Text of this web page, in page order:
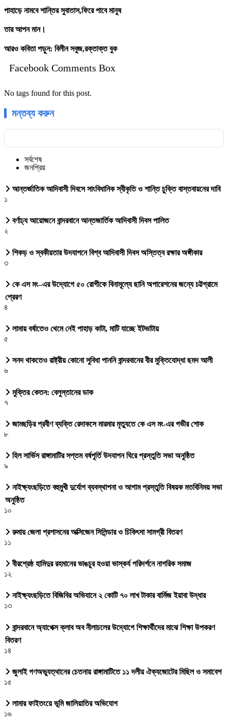
পাহাড়ে নামবে শান্তির সুবাতাস,ফিরে পাবে মানুষ
তার আপন মান।
আরও কবিতাপড়ুন: বিলীন সবুজ,রক্তাক্ত বুক
Facebook Comments Box
No tags found for this post.
মন্তব্য করুন
সর্বশেষ
জনপ্রিয়
আন্তর্জাতিক আদিবাসী দিবসে সাংবিধানিক স্বীকৃতি ও শান্তি চুক্তি বাস্তবায়নের দাবি
১
বর্ণাঢ্য আয়োজনে বান্দরবানে আন্তজার্তিক আদিবাসী দিবস পালিত
২
শিকড় ও স্বকীয়তার উদযাপনে বিশ্ব আদিবাসী দিবস অস্তিত্ব রক্ষার অঙ্গীকার
৩
কে এস মং–এর উদ্যোগে ৫০ রোগীকে বিনামূল্যে ছানি অপারেশনের জন্যে চট্টগ্রামে
প্রেরণ
৪
লামায় বর্ষাতেও থেমে নেই পাহাড় কাটা, মাটি যাচ্ছে ইটভাটায়
৫
সনদ থাকতেও রাষ্ট্রীয় কোনো সুবিধা পাননি বান্দরবানের বীর মুক্তিযোদ্ধা ছমদ আলী
৬
মুক্তির কেতন: বেলুস্তানের ডাক
৭
জামছড়ির প্রবীণ ব্যক্তি রেদাকসে মারমার মৃত্যুতে কে এস মং-এর গভীর শোক
৮
হিল সার্ভিস রাঙ্গামাটির সপ্তম বর্ষপূর্তি উদযাপন ঘিরে প্রস্তুতি সভা অনুষ্ঠিত
৯
নাইক্ষ্যংছড়িতে বহুমুখী দুর্যোগ ব্যবস্থাপনা ও আগাম প্রস্তুতি বিষয়ক মতবিনিময় সভা
অনুষ্ঠিত
১০
রুমায় জেলা প্রশাসনের অক্সিজেন সিলিন্ডার ও চিকিৎসা সামগ্রী বিতরণ
১১
বীরশ্রেষ্ঠ হামিদুর রহমানের ভাঙচুর হওয়া ভাস্কর্য পরিদর্শনে নাগরিক সমাজ
১২
নাইক্ষ্যংছড়িতে বিজিবির অভিযানে ২ কোটি ৭০ লাখ টাকার বার্মিজ ইয়াবা উদ্ধার
১৩
বান্দরবানে অ্যাপেক্স ক্লাব অব নীলাচলের উদ্যোগে শিক্ষার্থীদের মাঝে শিক্ষা উপকরণ
বিতরণ
১৪
জুলাই গণঅভ্যুত্থানের চেতনায় রাঙ্গামাটিতে ১১ দলীয় ঐক্যজোটের মিছিল ও সমাবেশ
১৫
লামার ফাইতংয়ে ভূমি জালিয়াতির অভিযোগ
১৬